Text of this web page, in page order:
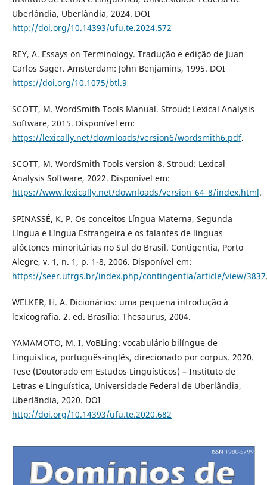
Uberlândia, Uberlândia, 2024. DOI
http://doi.org/10.14393/ufu.te.2024.572
REY, A. Essays on Terminology. Tradução e edição de Juan
Carlos Sager. Amsterdam: John Benjamins, 1995. DOI
https://doi.org/10.1075/btl.9
SCOTT, M. WordSmith Tools Manual. Stroud: Lexical Analysis
Software, 2015. Disponível em:
https://lexically.net/downloads/version6/wordsmith6.pdf.
SCOTT, M. WordSmith Tools version 8. Stroud: Lexical
Analysis Software, 2022. Disponível em:
https://www.lexically.net/downloads/version_64_8/index.html.
SPINASSÉ, K. P. Os conceitos Língua Materna, Segunda
Língua e Língua Estrangeira e os falantes de línguas
alóctones minoritárias no Sul do Brasil. Contigentia, Porto
Alegre, v. 1, n. 1, p. 1-8, 2006. Disponível em:
https://seer.ufrgs.br/index.php/contingentia/article/view/3837
WELKER, H. A. Dicionários: uma pequena introdução à
lexicografia. 2. ed. Brasília: Thesaurus, 2004.
YAMAMOTO, M. I. VoBLing: vocabulário bilíngue de
Linguística, português-inglês, direcionado por corpus. 2020.
Tese (Doutorado em Estudos Linguísticos) – Instituto de
Letras e Linguística, Universidade Federal de Uberlândia,
Uberlândia, 2020. DOI
http://doi.org/10.14393/ufu.te.2020.682